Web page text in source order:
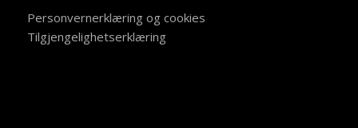
Personvernerklæring og cookies
Tilgjengelighetserklæring